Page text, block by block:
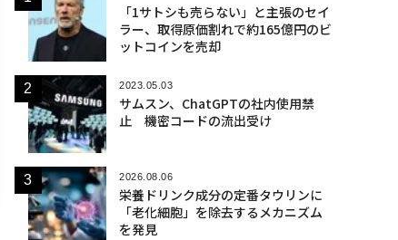
「1サトシも売らない」と主張のセイ
ラー、取得原価割れで約165億円のビ
ットコインを売却
2023.05.03
サムスン、ChatGPTの社内使用禁
止 機密コードの流出受け
2026.08.06
栄養ドリンク成分の定番タウリンに
「老化細胞」を除去するメカニズム
を発見